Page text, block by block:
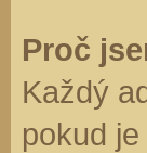
Proč
Každý
pokud